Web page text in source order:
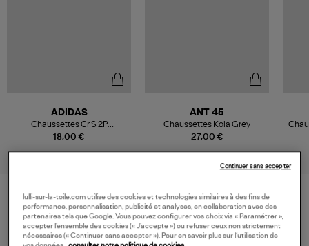
18,00 €
ADIDAS
Chaussettes Cr S 2P
Multicolor/Crystal Sky,
27,00 €
ANT 45
Chaussettes Kola Grey
VOS DERNIERS PRODUITS VUS
lulli-sur-la-toile.com utilise des cookies et technologies similaires à des fins de
performance, personnalisation, publicité et analyses, en collaboration avec des
partenaires tels que Google. Vous pouvez configurer vos choix via « Paramétrer »,
accepter l’ensemble des cookies (« J’accepte ») ou refuser ceux non strictement
nécessaires (« Continuer sans accepter »). Pour en savoir plus sur l’utilisation de
Continuer sans accepter